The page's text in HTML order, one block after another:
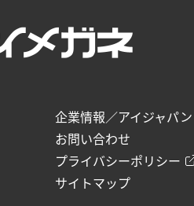
企業情報／アイジャパン
お問い合わせ
プライバシーポリシー
サイトマップ